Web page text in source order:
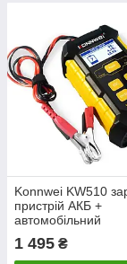
Konnwei KW510
пристрій АКБ +
автомобільний
1 495 ₴